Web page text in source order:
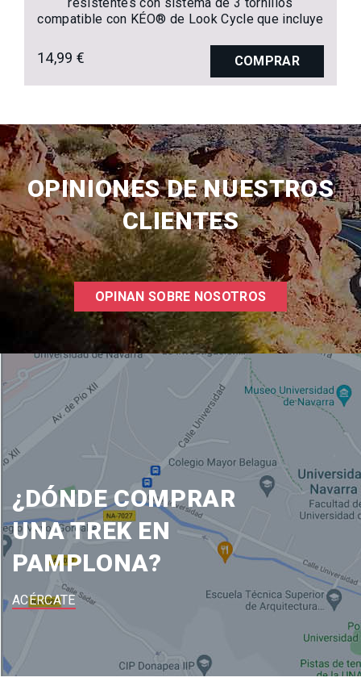
compatible con KÉO® de Look Cycle que incluye
14,99 € COMPRAR
OPINIONES DE NUESTROS
CLIENTES
OPINAN SOBRE NOSOTROS
¿DÓNDE COMPRAR
UNA TREK EN
PAMPLONA?
ACÉRCATE